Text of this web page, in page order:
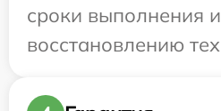
сроки выполнения
восстановлению